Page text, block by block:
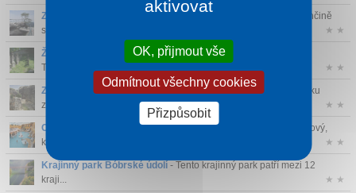
Zdenčina skála
- Krásná a turisticky zajímavá vyhlídka na Zdenčině
skále...
★ ★
Židovský hřbitov Turnov- Židovský hřbitov v Sobotecké ulici v
Turnově...
★ ★
Zřícenina hradu Rotštejn
- Rotštejn je zřícenina skalního hrádku
založe...
★ ★
Centrum Babylon Liberec- Centrum Babylon Liberec je hotelový,
kongresový,...
★ ★
Krajinný park Bóbrské údolí - Tento krajinný park patří mezi 12
kraji...
★ ★
aktivovat
OK, přijmout vše
Odmítnout všechny cookies
Přizpůsobit